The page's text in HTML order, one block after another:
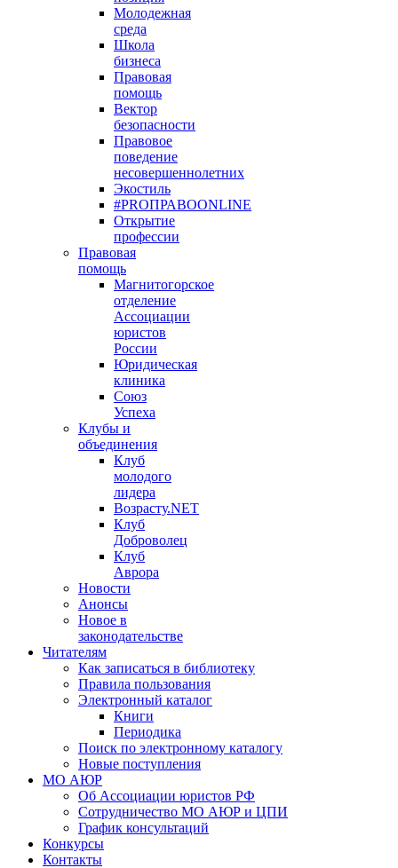
Молодежная
среда
Школа
бизнеса
Правовая
помощь
Вектор
безопасности
Правовое
поведение
несовершеннолетних
Экостиль
#PROПРАВОONLINE
Открытие
профессии
Правовая
помощь
Магнитогорское
отделение
Ассоциации
юристов
России
Юридическая
клиника
Союз
Успеха
Клубы и
объединения
Клуб
молодого
лидера
Возрасту.NET
Клуб
Доброволец
Клуб
Аврора
Новости
Анонсы
Новое в
законодательстве
Читателям
Как записаться в библиотеку
Правила пользования
Электронный каталог
Книги
Периодика
Поиск по электронному каталогу
Новые поступления
МО АЮР
Об Ассоциации юристов РФ
Сотрудничество МО АЮР и ЦПИ
График консультаций
Конкурсы
Контакты